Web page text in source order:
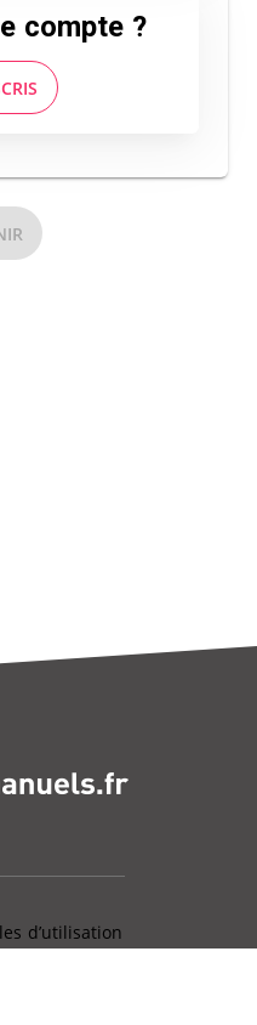
compte ?
d’utilisation